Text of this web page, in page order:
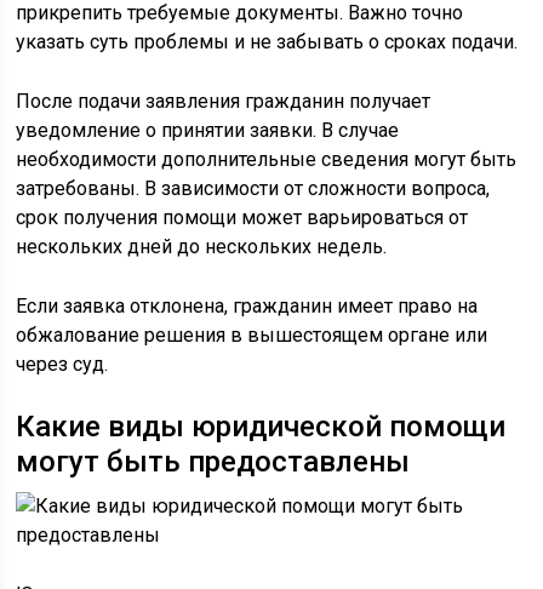
прикрепить требуемые документы. Важно точно
указать суть проблемы и не забывать о сроках подачи.
После подачи заявления гражданин получает
уведомление о принятии заявки. В случае
необходимости дополнительные сведения могут быть
затребованы. В зависимости от сложности вопроса,
срок получения помощи может варьироваться от
нескольких дней до нескольких недель.
Если заявка отклонена, гражданин имеет право на
обжалование решения в вышестоящем органе или
через суд.
Какие виды юридической помощи
могут быть предоставлены